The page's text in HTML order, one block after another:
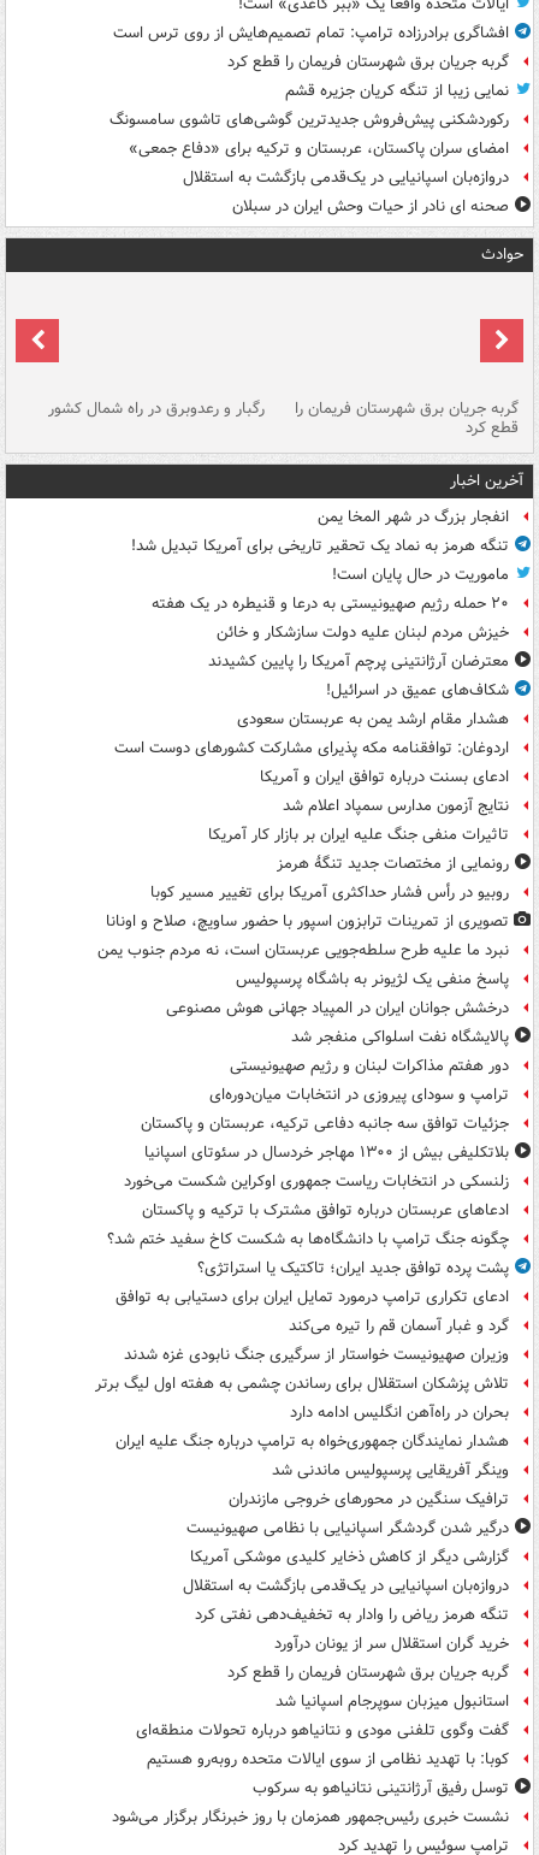
افشاگری برادرزاده ترامپ: تمام تصمیم‌هایش از روی ترس است
گربه جریان برق شهرستان فریمان را قطع کرد
نمایی زیبا از تنگه کریان جزیره قشم
رکوردشکنی پیش‌فروش جدیدترین گوشی‌های تاشوی سامسونگ
امضای سران پاکستان، عربستان و ترکیه برای «دفاع جمعی»
دروازه‌بان اسپانیایی در یک‌قدمی بازگشت به استقلال
صحنه ای نادر از حیات وحش ایران در سبلان
حوادث
گربه جریان برق شهرستان فریمان را
قطع کرد
رگبار و رعدوبرق در راه شمال کشور
آخرین اخبار
انفجار بزرگ در شهر المخا یمن
تنگه هرمز به نماد یک تحقیر تاریخی برای آمریکا تبدیل شد!
ماموریت در حال پایان است!
۲۰ حمله رژیم صهیونیستی به درعا و قنیطره در یک هفته
خیزش مردم لبنان علیه دولت سازشکار و خائن
معترضان آرژانتینی پرچم آمریکا را پایین کشیدند
شکاف‌های عمیق در اسرائیل!
هشدار مقام ارشد یمن به عربستان سعودی
اردوغان: توافقنامه مکه پذیرای مشارکت کشورهای دوست است
ادعای بسنت درباره توافق ایران و آمریکا
نتایج آزمون مدارس سمپاد اعلام شد
تاثیرات منفی جنگ علیه ایران بر بازار کار آمریکا
رونمایی از مختصات جدید تنگۀ هرمز
روبیو در رأس فشار حداکثری آمریکا برای تغییر مسیر کوبا
تصویری از تمرینات ترابزون اسپور با حضور ساویچ، صلاح و اونانا
نبرد ما علیه طرح سلطه‌جویی عربستان است، نه مردم جنوب یمن
پاسخ منفی یک لژیونر به باشگاه پرسپولیس
درخشش جوانان ایران در المپیاد جهانی هوش مصنوعی
پالایشگاه نفت اسلواکی منفجر شد
دور هفتم مذاکرات لبنان و رژیم صهیونیستی
ترامپ و سودای پیروزی در انتخابات میان‌دوره‌ای
جزئیات توافق سه جانبه دفاعی ترکیه، عربستان و پاکستان
بلاتکلیفی بیش از ۱۳۰۰ مهاجر خردسال در سئوتای اسپانیا
زلنسکی در انتخابات ریاست جمهوری اوکراین شکست می‌خورد
ادعاهای عربستان درباره توافق مشترک با ترکیه و پاکستان
چگونه جنگ ترامپ با دانشگاه‌ها به شکست کاخ سفید ختم شد؟
پشت پرده توافق جدید ایران؛ تاکتیک یا استراتژی؟
ادعای تکراری ترامپ درمورد تمایل ایران برای دستیابی به توافق
گرد و غبار آسمان قم را تیره می‌کند
وزیران صهیونیست خواستار از سرگیری جنگ نابودی غزه شدند
تلاش پزشکان استقلال برای رساندن چشمی به هفته اول لیگ برتر
بحران در راه‌آهن انگلیس ادامه دارد
هشدار نمایندگان جمهوری‌خواه به ترامپ درباره جنگ علیه ایران
وینگر آفریقایی پرسپولیس ماندنی شد
ترافیک سنگین در محورهای خروجی مازندران
درگیر شدن گردشگر اسپانیایی با نظامی صهیونیست
گزارشی دیگر از کاهش ذخایر کلیدی موشکی آمریکا
دروازه‌بان اسپانیایی در یک‌قدمی بازگشت به استقلال
تنگه هرمز ریاض را وادار به تخفیف‌دهی نفتی کرد
خرید گران استقلال سر از یونان درآورد
گربه جریان برق شهرستان فریمان را قطع کرد
استانبول میزبان سوپرجام اسپانیا شد
گفت وگوی تلفنی مودی و نتانیاهو درباره تحولات منطقه‌ای
کوبا: با تهدید نظامی از سوی ایالات متحده روبه‌رو هستیم
توسل رفیق آرژانتینی نتانیاهو به سرکوب
نشست خبری رئیس‌جمهور همزمان با روز خبرنگار برگزار می‌شود
ترامپ سوئیس را تهدید کرد